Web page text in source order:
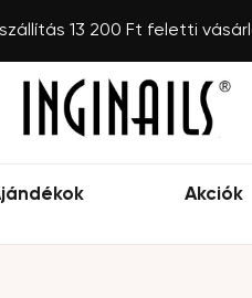
13 200 Ft feletti
Akciók